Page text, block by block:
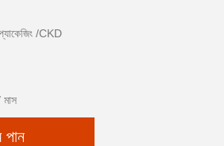
/CKD
পান